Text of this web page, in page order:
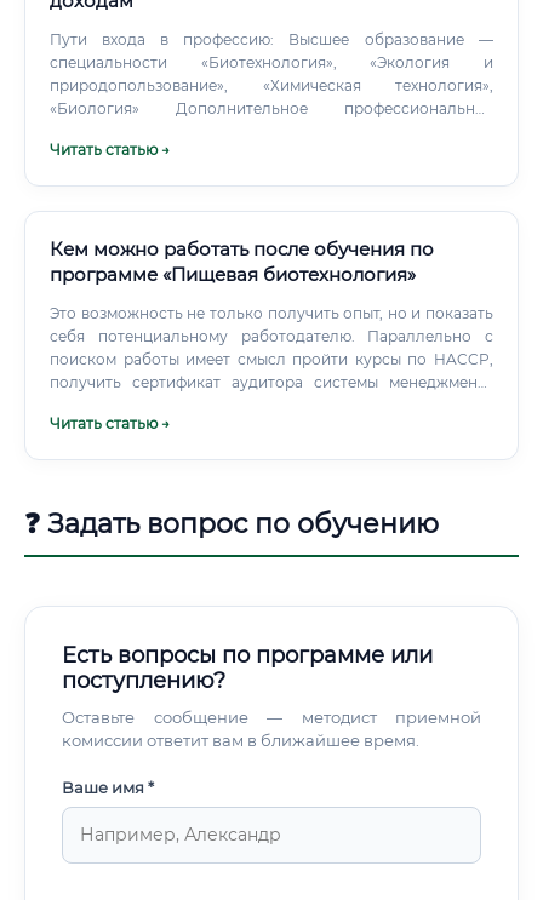
Пути входа в профессию: Высшее образование —
специальности «Биотехнология», «Экология и
природопользование», «Химическая технология»,
«Биология» Дополнительное профессиональное
переподготовки (самый доступный и быстрый путь)
переквалификация — для химиков, биологов, экологов,
технологов химических производств 📌 Минимальные
большинства курсов профессиональной переподготовки
достаточно любого высшего или среднего
профессионального образования. Профильная база
(биология, химия, экология) ускорит освоение
курсы лучше выбрать ✅ На рынке дополнительного
Читать статью →
Кем можно работать после обучения по
программе «Пищевая биотехнология»
Это возможность не только получить опыт, но и показать
себя потенциальному работодателю. Параллельно с
поиском работы имеет смысл пройти курсы по HACCP,
получить сертификат аудитора системы менеджмента
Читать статью →
❓ Задать вопрос по обучению
Есть вопросы по программе или
поступлению?
Оставьте сообщение — методист приемной
комиссии ответит вам в ближайшее время.
Ваше имя *